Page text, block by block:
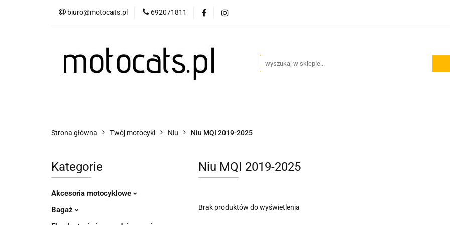
biuro@motocats.pl 692071811
Twój motocykl Akcesoria motocyklowe
Wydechy motocyklowe Odzież termoaktywna Blog
Strona główna Twój motocykl Niu Niu MQI 2019-2025
Kategorie
Akcesoria motocyklowe
Bagaż
Niu MQI 2019-2025
Brak produktów do wyświetlenia